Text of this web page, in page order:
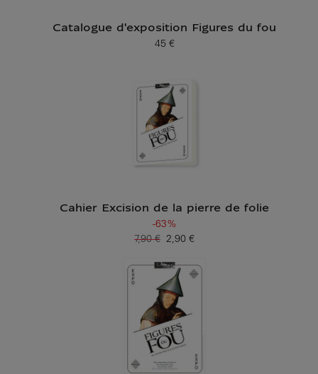
Catalogue d'exposition Figures du fou
Prix ​​actuel
45 €
Cahier Excision de la pierre de folie
-63%
Prix ​​actuel
2,90 €
Ancien prix
7,90 €